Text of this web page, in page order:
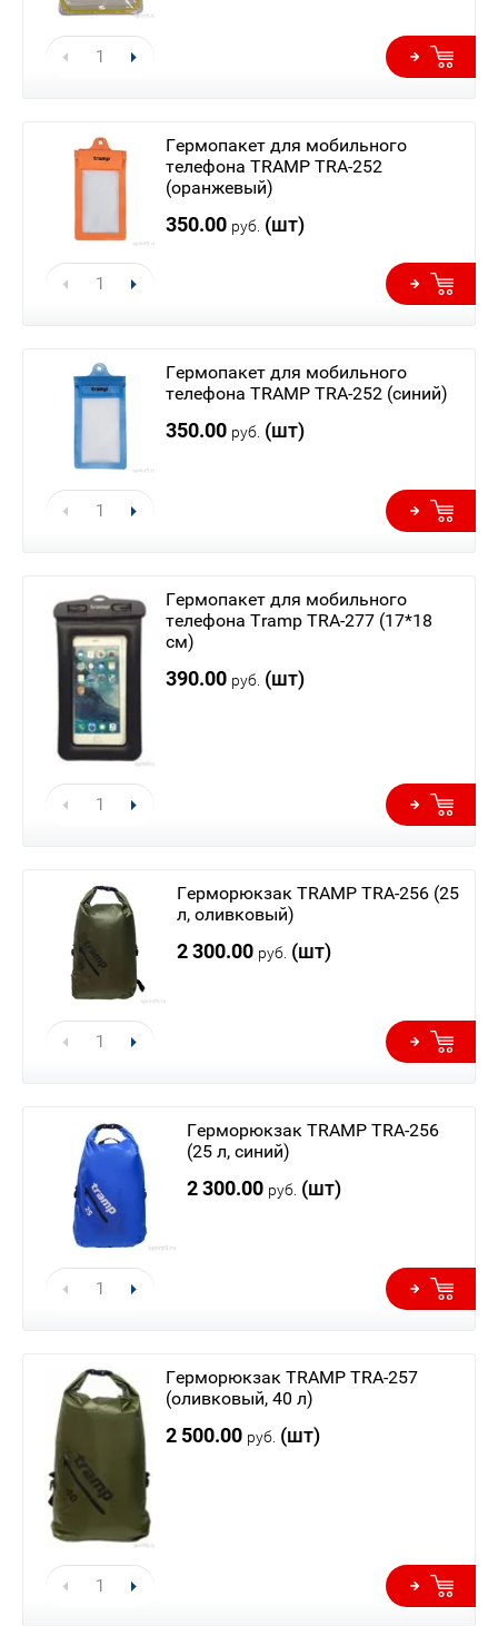
Гермопакет для мобильного
телефона TRAMP TRA-252
(оранжевый)
350.00 руб. (шт)
Гермопакет для мобильного
телефона TRAMP TRA-252 (синий)
350.00 руб. (шт)
Гермопакет для мобильного
телефона Tramp TRA-277 (17*18
см)
390.00 руб. (шт)
Герморюкзак TRAMP TRA-256 (25
л, оливковый)
2 300.00 руб. (шт)
Герморюкзак TRAMP TRA-256
(25 л, синий)
2 300.00 руб. (шт)
Герморюкзак TRAMP TRA-257
(оливковый, 40 л)
2 500.00 руб. (шт)